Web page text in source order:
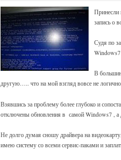
Принесли
запись о
Судя по
Windows7
В
другую….. что на мой взгляд вовсе не
Взявшись за проблему более глубоко и
отключены обновления в самой Windows7 , а
Не долго думая сношу драйвера на
имею систему со всеми сервис-паками и